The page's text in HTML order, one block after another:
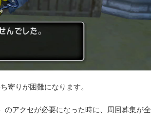
寄りが困難になります。
アクセが必要になった時に、周回募集が全